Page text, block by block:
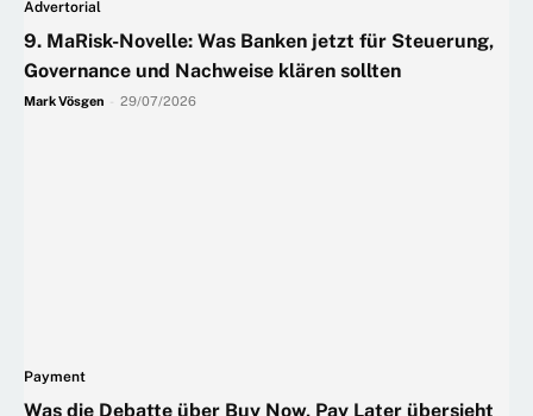
Advertorial
9. MaRisk-Novelle: Was Banken jetzt für Steuerung,
Governance und Nachweise klären sollten
Mark Vösgen 29/07/2026
Payment
Was die Debatte über Buy Now, Pay Later übersieht